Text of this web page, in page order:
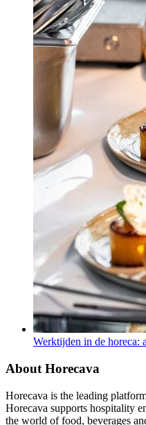
Werktijden in de horeca:
About Horecava
Horecava is the leading
Horecava supports hospitality
the world of food, beverages